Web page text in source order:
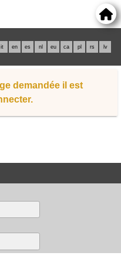
it en es nl eu ca pl rs lv
demandée il est